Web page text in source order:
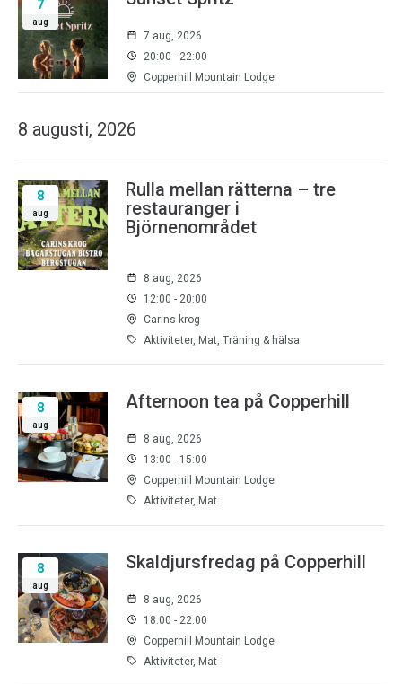
7
aug
7 aug, 2026
20:00 - 22:00
Copperhill Mountain Lodge
8 augusti, 2026
8
aug
Rulla mellan rätterna – tre
restauranger i
Björnenområdet
8 aug, 2026
12:00 - 20:00
Carins krog
Aktiviteter, Mat, Träning & hälsa
8
aug
Afternoon tea på Copperhill
8 aug, 2026
13:00 - 15:00
Copperhill Mountain Lodge
Aktiviteter, Mat
8
aug
Skaldjursfredag på Copperhill
8 aug, 2026
18:00 - 22:00
Copperhill Mountain Lodge
Aktiviteter, Mat